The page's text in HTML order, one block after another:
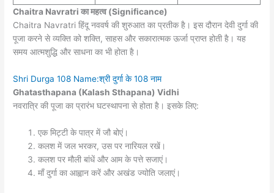
Chaitra Navratri का महत्व (Significance)
Chaitra Navratri हिंदू नववर्ष की शुरुआत का प्रतीक है। इस दौरान देवी दुर्गा की
पूजा करने से व्यक्ति को शक्ति, साहस और सकारात्मक ऊर्जा प्राप्त होती है। यह
समय आत्मशुद्धि और साधना का भी होता है।
Shri Durga 108 Name:श्री दुर्गा के 108 नाम
Ghatasthapana (Kalash Sthapana) Vidhi
नवरात्रि की पूजा का प्रारंभ घटस्थापना से होता है। इसके लिए:
एक मिट्टी के पात्र में जौ बोएं।
कलश में जल भरकर, उस पर नारियल रखें।
कलश पर मौली बांधें और आम के पत्ते सजाएं।
माँ दुर्गा का आह्वान करें और अखंड ज्योति जलाएं।